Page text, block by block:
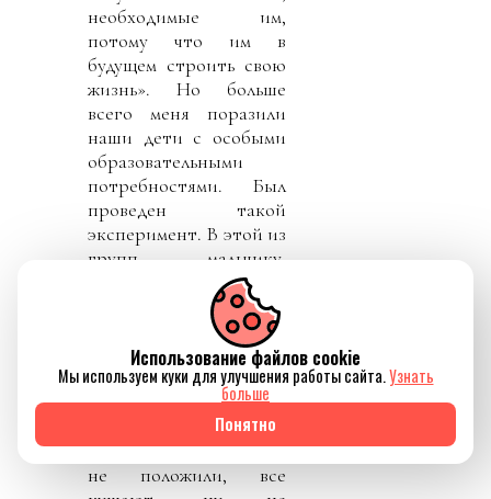
необходимые им,
потому что им в
будущем строить свою
жизнь». Но больше
всего меня поразили
наши дети с особыми
образовательными
потребностями. Был
проведен такой
эксперимент. В этой из
групп, мальчику,
который не может
сказать, с диагнозам
аутизм, на полдник не
положили яблоко на
тарелку. Я очень много
наблюдала таких сцен в
группе с обычными
детками, кому-то ложку
не положили, все
Использование файлов cookie
Мы используем куки для улучшения работы сайта.Узнать
больше
Понятно